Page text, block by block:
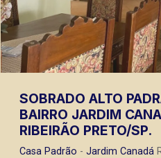
SOBRADO ALTO
BAIRRO JARDIM
RIBEIRÃO PRETO/SP.
Casa Padrão - Jardim Canadá